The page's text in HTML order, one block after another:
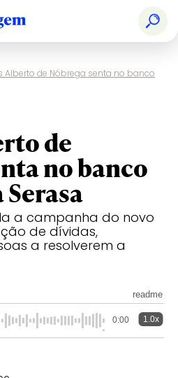
Alberto de Nóbrega senta no banco
de
no banco
a campanha do novo
de dívidas,
a resolverem a
readme
0:00 1.0x